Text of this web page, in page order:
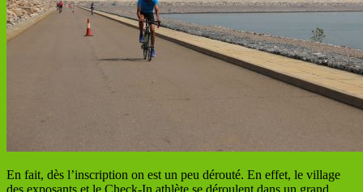
En fait, dès l’inscription on est un peu dérouté. En effet, le village